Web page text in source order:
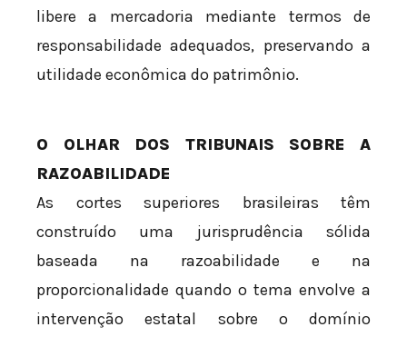
libere a mercadoria mediante termos de
responsabilidade adequados, preservando a
utilidade econômica do patrimônio.
O OLHAR DOS TRIBUNAIS SOBRE A
RAZOABILIDADE
As cortes superiores brasileiras têm
construído uma jurisprudência sólida
baseada na razoabilidade e na
proporcionalidade quando o tema envolve a
intervenção estatal sobre o domínio